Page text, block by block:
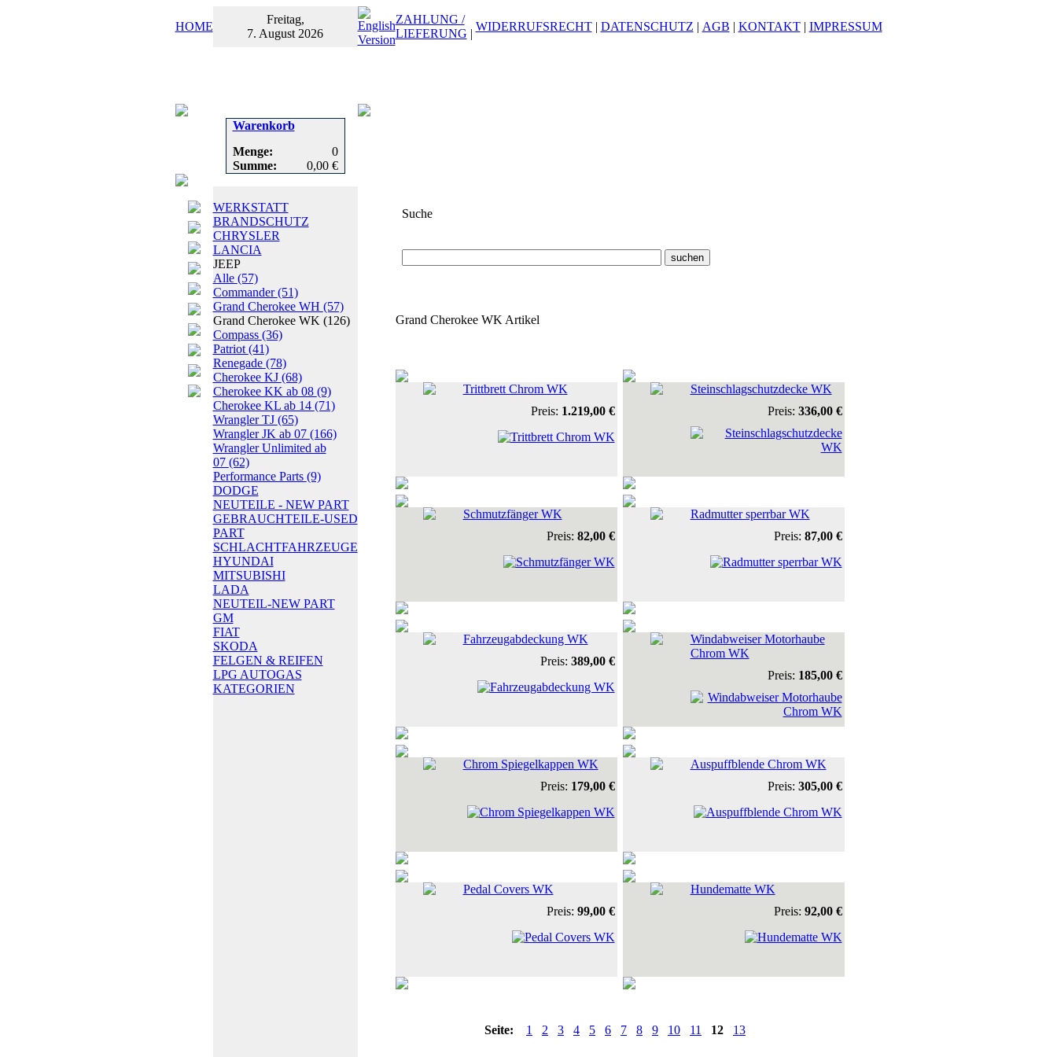
HOME
Freitag,
7. August 2026
ZAHLUNG /
LIEFERUNG |
WIDERRUFSRECHT| DATENSCHUTZ | AGB | KONTAKT| IMPRESSUM
Warenkorb
Menge:
0
Summe:
0,00 €
WERKSTATT
BRANDSCHUTZ
CHRYSLER
LANCIA
JEEP
Alle (57)
Commander(51)
Grand Cherokee WH (57)
Grand Cherokee WK (126)
Compass (36)
Patriot (41)
Renegade (78)
Cherokee KJ (68)
Cherokee KK ab 08 (9)
Cherokee KL ab 14 (71)
Wrangler TJ (65)
Wrangler JK ab 07 (166)
Wrangler Unlimited ab
07 (62)
Performance Parts (9)
DODGE
NEUTEILE - NEW PART
GEBRAUCHTEILE-USED
PART
SCHLACHTFAHRZEUGE
HYUNDAI
MITSUBISHI
LADA
NEUTEIL-NEW PART
GM
FIAT
SKODA
FELGEN & REIFEN
LPG AUTOGAS
KATEGORIEN
Suche
Grand Cherokee WK Artikel
Trittbrett Chrom WK
Preis: 1.219,00 €
Steinschlagschutzdecke WK
Preis: 336,00 €
Schmutzfänger WK
Preis: 82,00 €
Radmutter sperrbar WK
Preis: 87,00 €
Fahrzeugabdeckung WK
Preis: 389,00 €
Windabweiser Motorhaube
Chrom WK
Preis: 185,00 €
Chrom Spiegelkappen WK
Preis: 179,00 €
Auspuffblende Chrom WK
Preis: 305,00 €
Pedal Covers WK
Preis: 99,00 €
Hundematte WK
Preis: 92,00 €
Seite: 1 2 3 4 5 6 7 8 9 10 11 12 13